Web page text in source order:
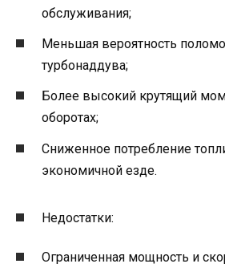
обслуживания;
Меньшая вероятность
турбонаддува;
Более высокий крутящий
оборотах;
Сниженное потребление
экономичной езде.
Недостатки:
Ограниченная мощность и